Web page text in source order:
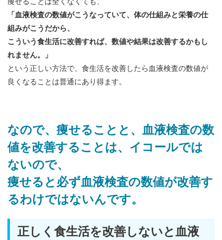
痩せることは全くなくても、
「血液検査の数値がこうなっていて、体の仕組みと栄養の仕
組みがこうだから、
こういう食生活に改善すれば、数値や結果は改善するかもし
れません。」
という正しい方法で、食生活を改善したら血液検査の数値が
良くなることは普通にあり得ます。
なので、痩せることと、血液検査の数
値を改善することは、イコールでは
ないので、
痩せると必ず血液検査の数値が改善す
るわけではないんです。
正しく食生活を改善しないと血液